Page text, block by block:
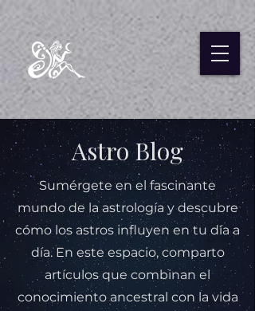
Astro Blog
Sumérgete en el fascinante
mundo de la astrología y descubre
cómo los astros influyen en tu día a
día. En este espacio, comparto
artículos que combinan el
conocimiento ancestral con la vida